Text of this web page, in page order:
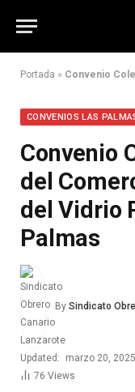
Portada » Convenio Colectivo
CONVENIOS LAS
Convenio
del
del Vidrio
Palmas
By Sindicato
Updated: marzo 20, 2025
76 Views